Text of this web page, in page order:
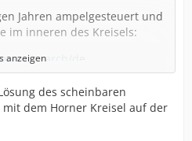
Jahren ampelgesteuert und
im inneren des Kreisels:
search/de…
immer auf der Fahrbahn.
zu den oben
anzeigen
des scheinbaren
dem Horner Kreisel auf der